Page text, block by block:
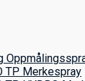
TP Merkespray